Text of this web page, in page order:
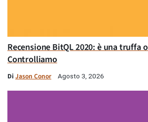
Recensione BitQL 2020: è una truffa
Controlliamo
Di Jason Conor Agosto 3, 2026